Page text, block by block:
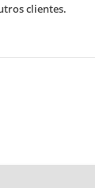
clientes.